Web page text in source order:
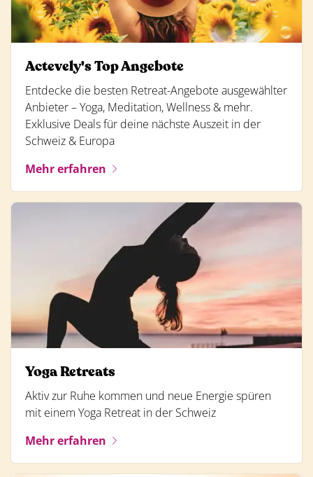
Actevely's Top Angebote
Entdecke die besten Retreat-Angebote ausgewählter
Anbieter – Yoga, Meditation, Wellness & mehr.
Exklusive Deals für deine nächste Auszeit in der
Schweiz & Europa
Mehr erfahren
Yoga Retreats
Aktiv zur Ruhe kommen und neue Energie spüren
mit einem Yoga Retreat in der Schweiz
Mehr erfahren